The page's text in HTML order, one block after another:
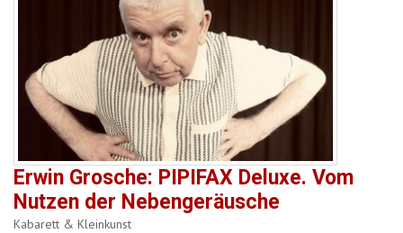
Erwin Grosche: PIPIFAX Deluxe. Vom
Nutzen der Nebengeräusche
Kabarett & Kleinkunst